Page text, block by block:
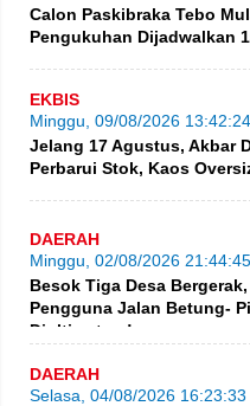
Calon Paskibraka Tebo
Pengukuhan Dijadwalkan
EKBIS
Minggu, 09/08/2026 13:42:24
Jelang 17 Agustus, Akbar
Perbarui Stok, Kaos
DAERAH
Minggu, 02/08/2026 21:44:45
Besok Tiga Desa
Pengguna Jalan Betung-
Diultimatum!
DAERAH
Selasa, 04/08/2026 16:23:33